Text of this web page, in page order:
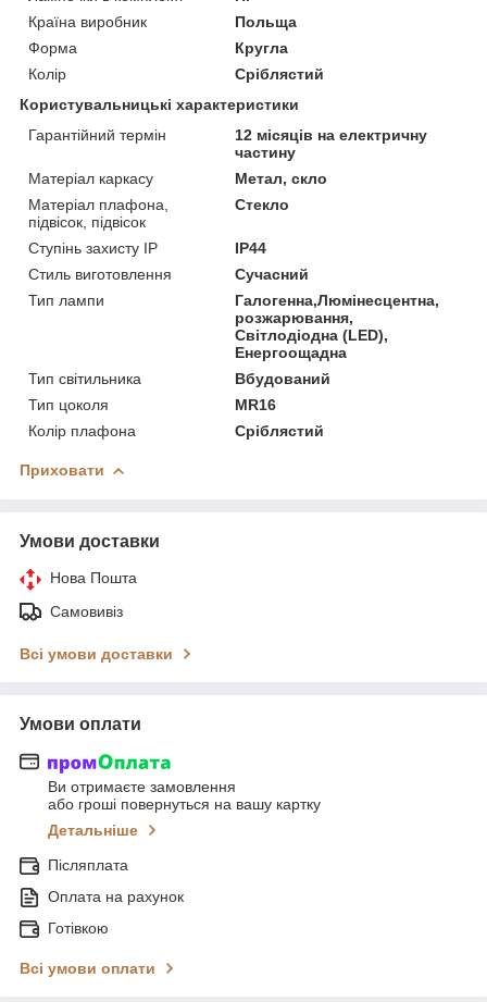
Країна виробник
Польща
Форма
Кругла
Колір
Сріблястий
Користувальницькі характеристики
Гарантійний термін
12 місяців на електричну
частину
Матеріал каркасу
Метал, скло
Матеріал плафона,
підвісок, підвісок
Стекло
Ступінь захисту IP
IP44
Стиль виготовлення
Сучасний
Тип лампи
Галогенна,Люмінесцентна,
розжарювання,
Світлодіодна (LED),
Енергоощадна
Тип світильника
Вбудований
Тип цоколя
MR16
Колір плафона
Сріблястий
Приховати
Умови доставки
Нова Пошта
Самовивіз
Всі умови доставки
Умови оплати
Ви отримаєте замовлення
або гроші повернуться на вашу картку
Детальніше
Післяплата
Оплата на рахунок
Готівкою
Всі умови оплати